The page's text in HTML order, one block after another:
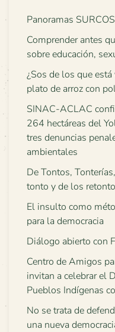
Panoramas
Comprender antes
sobre educación,
¿Sos de los que
plato de arroz con
SINAC-ACLAC
264 hectáreas del
tres denuncias
ambientales
De Tontos,
tonto y de los
El insulto como
para la democracia
Diálogo abierto con
Centro de Amigos
invitan a celebrar el
Pueblos Indígenas
No se trata de
una nueva